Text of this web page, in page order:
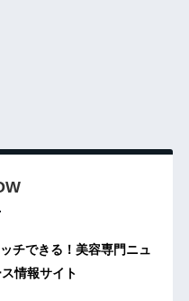
チできる！美容専門ニュ
情報サイト